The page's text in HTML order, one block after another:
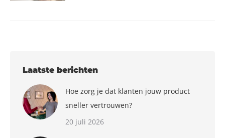
Laatste berichten
Hoe zorg je dat klanten jouw product
sneller vertrouwen?
20 juli 2026